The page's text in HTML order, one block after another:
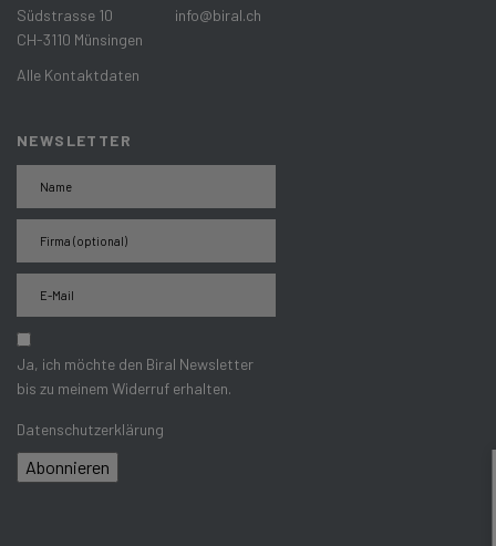
Südstrasse 10
CH-3110 Münsingen
Alle Kontaktdaten
info@biral.ch
NEWSLETTER
Ja, ich möchte den Biral Newsletter
bis zu meinem Widerruf erhalten.
Datenschutzerklärung
Abonnieren